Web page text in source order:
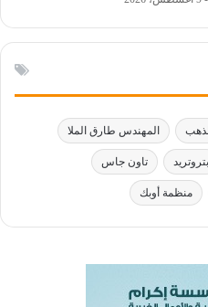
المهندس طارق الملا
بتروتريد تاون جاس
منظمة أوبك